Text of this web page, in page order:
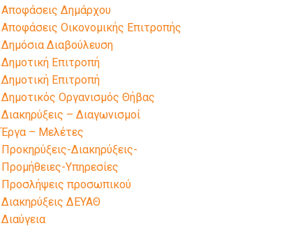
Αποφάσεις Δημάρχου
Αποφάσεις Οικονομικής Επιτροπής
Δημόσια Διαβούλευση
Δημοτική Επιτροπή
Δημοτική Επιτροπή
Δημοτικός Οργανισμός Θήβας
Διακηρύξεις – Διαγωνισμοί
Έργα – Μελέτες
Προκηρύξεις-Διακηρύξεις-
Προμήθειες-Υπηρεσίες
Προσλήψεις προσωπικού
Διακηρύξεις ΔΕΥΑΘ
Διαύγεια